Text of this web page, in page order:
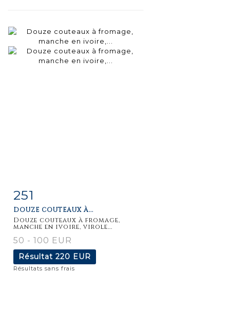
251
DOUZE COUTEAUX À...
Douze couteaux à fromage,
manche en ivoire, virole...
50 - 100 EUR
Résultat 220 EUR
Résultats sans frais